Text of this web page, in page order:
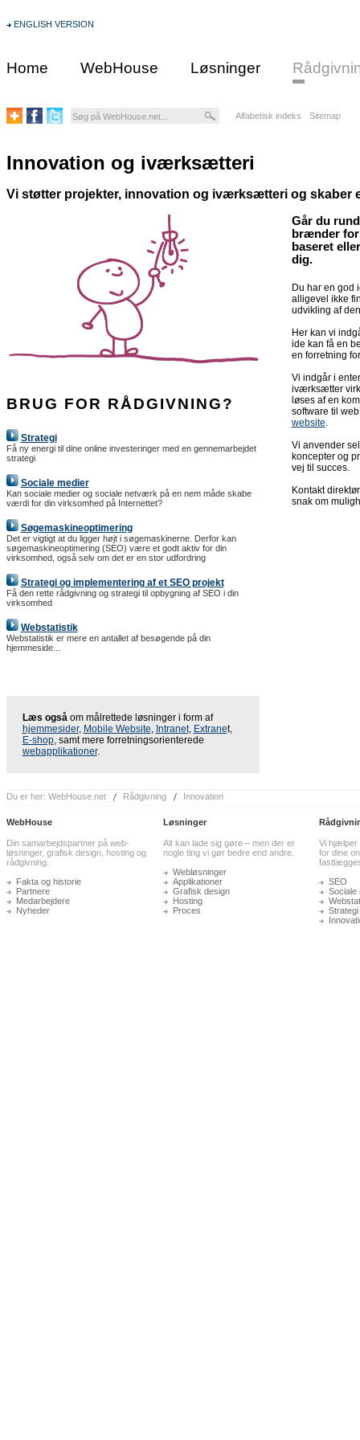
ENGLISH VERSION
Home WebHouse Løsninger
Alfabetisk indeks Sitemap
Innovation og iværksætteri
Vi støtter projekter, innovation og iværksætteri og skaber
BRUG FOR RÅDGIVNING?
Strategi
Få ny energi til dine online investeringer med en gennemarbejdet
strategi
Sociale medier
Kan sociale medier og sociale netværk på en nem måde skabe
værdi for din virksomhed på Internettet?
Søgemaskineoptimering
Det er vigtigt at du ligger højt i søgemaskinerne. Derfor kan
søgemaskineoptimering (SEO) være et godt aktiv for din
virksomhed, også selv om det er en stor udfordring
Strategi og implementering af et SEO projekt
Få den rette rådgivning og strategi til opbygning af SEO i din
virksomhed
Webstatistik
Webstatistik er mere en antallet af besøgende på din
hjemmeside...
Læs ogsåom målrettede løsninger i form af
hjemmesider, Mobile Website, Intranet, Extranet,
E-shop, samt mere forretningsorienterede
webapplikationer.
Går du
brænder
baseret
dig.
Du har en god
alligevel ikke
udvikling af
Her kan vi
ide kan få en
en forretning
Vi indgår i
iværksætter
løses af en
software til
website
Vi anvender
koncepter og
vej til succes.
Kontakt
snak om
Du er her: WebHouse.net Rådgivning Innovation
WebHouse
Din samarbejdspartner på web-
løsninger, grafisk design, hosting og
rådgivning.
Fakta og historie
Partnere
Medarbejdere
Nyheder
Løsninger
Alt kan lade sig gøre – men der er
nogle ting vi gør bedre end andre.
Webløsninger
Applikationer
Grafisk design
Hosting
Proces
Vi hjælper
for dine
SEO
Sociale
Strategi